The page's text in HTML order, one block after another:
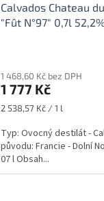
Calvados Chateau
"Fût N°97" 0,7l
1 468,60 Kč bez DPH
1 777 Kč
Měrná
2 538,57 Kč / 1 l
Typ: Ovocný destilát -
původu: Francie - Dolní
07 l Obsah...